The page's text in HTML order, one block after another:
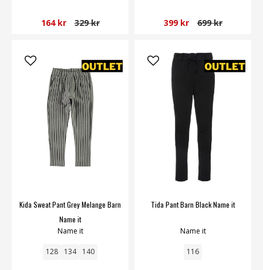
164 kr 329 kr 399 kr 699 kr
Kida Sweat Pant Grey Melange Barn
Name it
Name it
128 134 140
Tida Pant Barn Black Name it
Name it
116